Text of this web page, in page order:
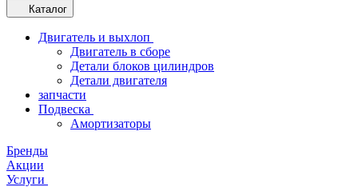
Каталог
Двигатель и выхлоп
Двигатель в сборе
Детали блоков цилиндров
Детали двигателя
запчасти
Подвеска
Амортизаторы
Бренды
Акции
Услуги